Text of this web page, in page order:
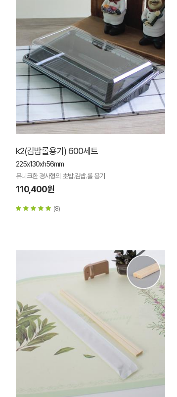
k2(김밥롤용기) 600세트
225x130xh56mm
유니크한 경사형의 초밥.김밥.롤 용기
110,400원
(8)